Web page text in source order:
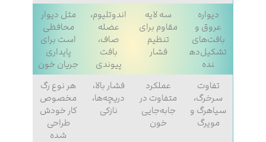
دیواره
عروق و
بافت‌های
تشکیل‌ده
نده
سه لایه
مقاوم برای
تنظیم
فشار
اندوتلیوم،
عضله
صاف،
بافت
پیوندی
مثل دیوار
محافظی
است برای
پایداری
جریان خون
تفاوت
سرخرگ،
سیاهرگ و
مویرگ
عملکرد
متفاوت در
جابه‌جایی
خون
فشار بالا،
دریچه‌ها،
نازکی
هر نوع رگ
مخصوص
کار خودش
طراحی
شده